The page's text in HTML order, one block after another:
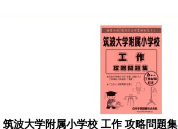
筑波大学附属小学校 工作 攻略問題集